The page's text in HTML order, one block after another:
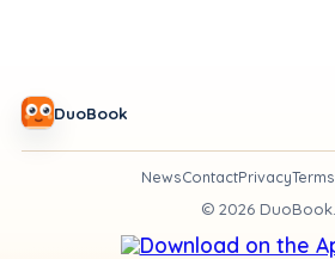
DuoBook
NewsContactPrivacyTerms
© 2026DuoBook.